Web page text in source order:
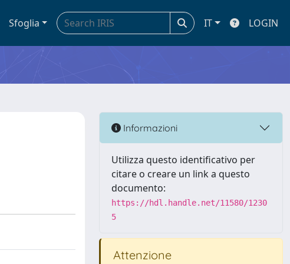
Sfoglia IT LOGIN
Informazioni
Utilizza questo identificativo per
citare o creare un link a questo
documento:
https://hdl.handle.net/11580/1230
5
Attenzione